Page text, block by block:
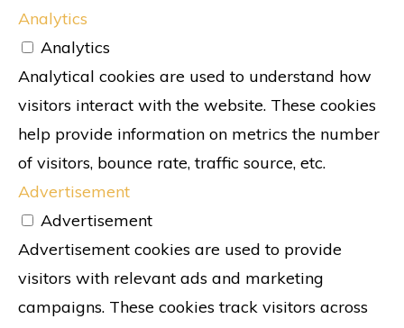
Analytics
Analytics
Analytical cookies are used to understand how
visitors interact with the website. These cookies
help provide information on metrics the number
of visitors, bounce rate, traffic source, etc.
Advertisement
Advertisement
Advertisement cookies are used to provide
visitors with relevant ads and marketing
campaigns. These cookies track visitors across